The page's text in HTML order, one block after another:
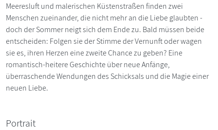
Meeresluft und malerischen Küstenstraßen finden zwei
Menschen zueinander, die nicht mehr an die Liebe glaubten -
doch der Sommer neigt sich dem Ende zu. Bald müssen beide
entscheiden: Folgen sie der Stimme der Vernunft oder wagen
sie es, ihren Herzen eine zweite Chance zu geben? Eine
romantisch-heitere Geschichte über neue Anfänge,
überraschende Wendungen des Schicksals und die Magie einer
neuen Liebe.
Portrait